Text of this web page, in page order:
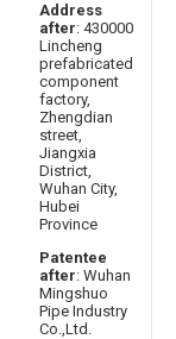
Address
after: 430000
Lincheng
prefabricated
component
factory,
Zhengdian
street,
Jiangxia
District,
Wuhan City,
Hubei
Province
Patentee
after: Wuhan
Mingshuo
Pipe Industry
Co.,Ltd.